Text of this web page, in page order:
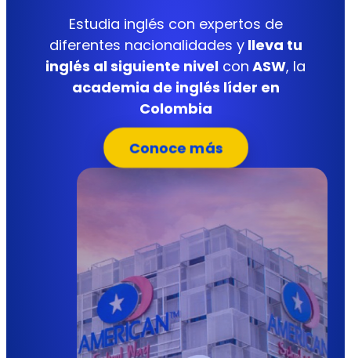
Estudia inglés con expertos de
diferentes nacionalidades ylleva tu
inglés al siguiente nivel con ASW, la
academia de inglés líder en
Colombia
Conoce más